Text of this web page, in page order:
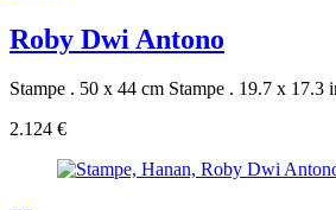
Roby Dwi Antono
Stampe . 50 x 44 cm Stampe . 19.7 x 17.3
2.124 €